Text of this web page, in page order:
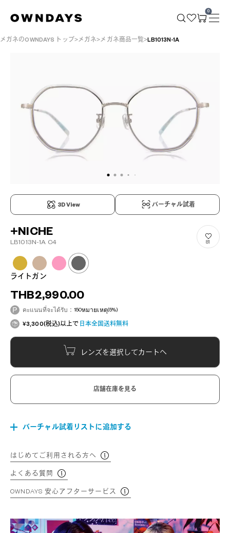
0
メガネのOWNDAYS トップ メガネ メガネ商品一覧 LB1013N-1A
3D View バーチャル試着
+NICHE
LB1013N-1A C4 81
ライトガン
THB2,990.00
คะแนนที่จะได้รับ：150หมายเหตุ(5%)
¥3,300(税込)以上で 日本全国送料無料
レンズを選択してカートへ
店舗在庫を見る
バーチャル試着リストに追加する
はじめてご利用される方へ
よくある質問
OWNDAYS 安心アフターサービス